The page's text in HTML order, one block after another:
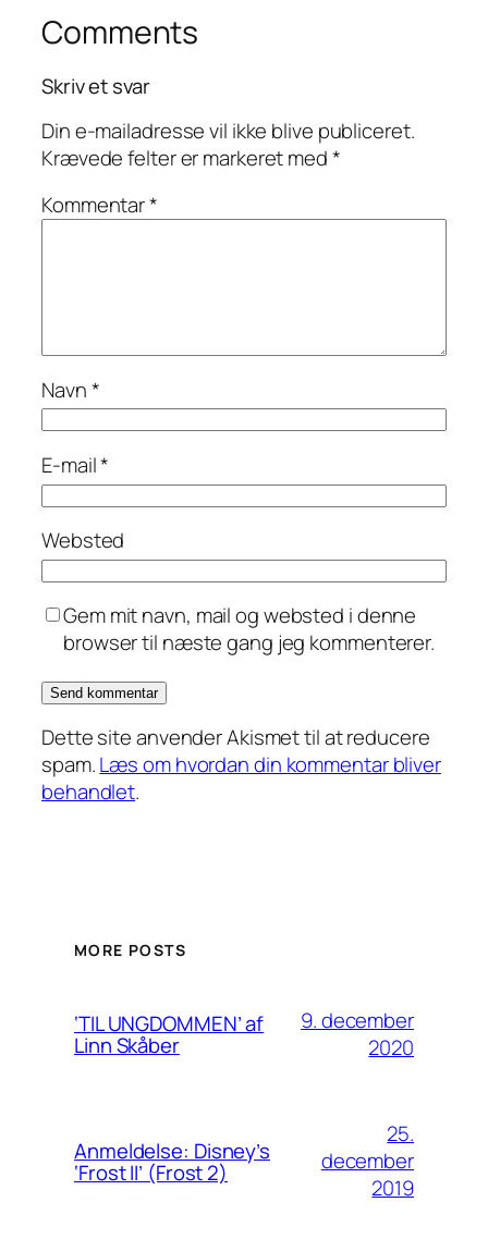
Comments
Skriv et svar
Din e-mailadresse vil ikke blive publiceret.
Krævede felter er markeret med*
Kommentar*
Navn*
E-mail*
Websted
Gem mit navn, mail og websted i denne
browser til næste gang jeg kommenterer.
Dette site anvender Akismet til at reducere
spam.Læs om hvordan din kommentar bliver
behandlet.
MORE POSTS
‘TIL UNGDOMMEN’ af
Linn Skåber
9. december
2020
Anmeldelse: Disney’s
‘Frost II’ (Frost 2)
25.
december
2019